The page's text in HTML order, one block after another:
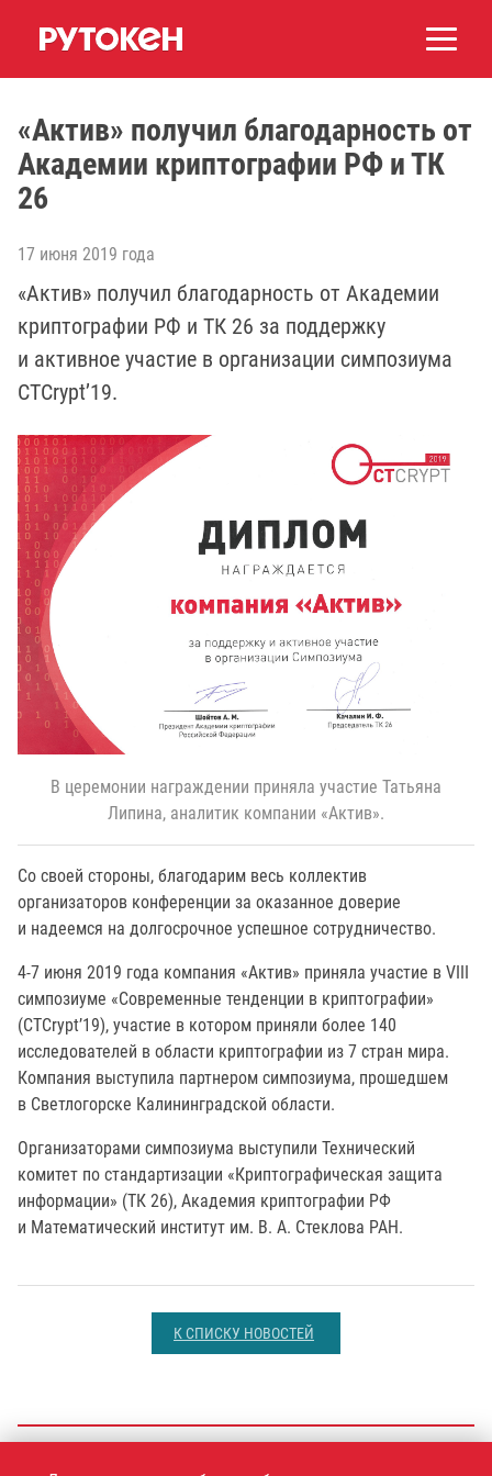
«Актив» получил благодарность от
Академии криптографии РФ и ТК
26
17 июня 2019 года
«Актив» получил благодарность от Академии
криптографии РФ и ТК 26 за поддержку
и активное участие в организации симпозиума
CTCrypt’19.
В церемонии награждении приняла участие Татьяна
Липина, аналитик компании «Актив».
Со своей стороны, благодарим весь коллектив
организаторов конференции за оказанное доверие
и надеемся на долгосрочное успешное сотрудничество.
4-7 июня 2019 года компания «Актив» приняла участие в VIII
симпозиуме «Современные тенденции в криптографии»
(CTCrypt’19), участие в котором приняли более 140
исследователей в области криптографии из 7 стран мира.
Компания выступила партнером симпозиума, прошедшем
в Светлогорске Калининградской области.
Организаторами симпозиума выступили Технический
комитет по стандартизации «Криптографическая защита
информации» (ТК 26), Академия криптографии РФ
и Математический институт им. В. А. Стеклова РАН.
К СПИСКУ НОВОСТЕЙ